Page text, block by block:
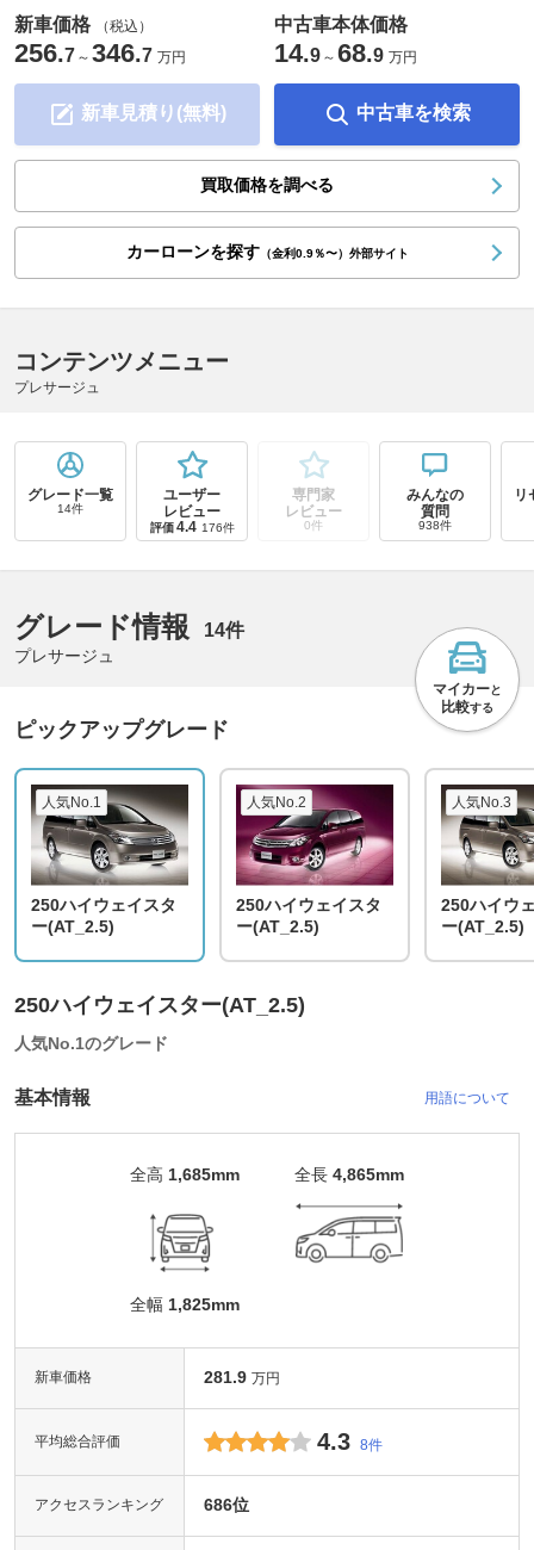
新車価格 （税込）
256.7 ～ 346.7 万円
新車見積り(無料)
中古車本体価格
14.9 ～ 68.9 万円
中古車を検索
買取価格を調べる
カーローンを探す（金利0.9％〜）外部サイト
コンテンツメニュー
プレサージュ
グレード一覧
14件
ユーザー
レビュー
評価 4.4 176件
専門家
レビュー
0件
みんなの
質問
938件
リ
グレード情報 14件
プレサージュ
マイカーと
比較する
ピックアップグレード
人気No.1
250ハイウェイスタ
ー(AT_2.5)
人気No.2
250ハイウェイスタ
ー(AT_2.5)
人気No.3
250ハイウ
ー(AT_2.5)
250ハイウェイスター(AT_2.5)
人気No.1のグレード
基本情報 用語について
全高 1,685mm
全幅 1,825mm
全長 4,865mm
新車価格 281.9 万円
平均総合評価 4.3 8件
アクセスランキング 686位